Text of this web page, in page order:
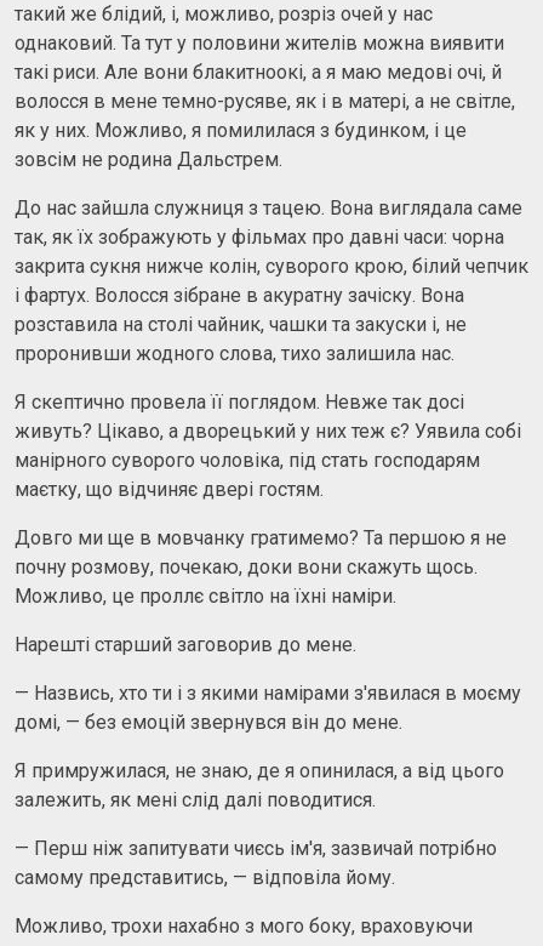
такий же блідий, і, можливо, розріз очей у нас
однаковий. Та тут у половини жителів можна виявити
такі риси. Але вони блакитноокі, а я маю медові очі, й
волосся в мене темно-русяве, як і в матері, а не світле,
як у них. Можливо, я помилилася з будинком, і це
зовсім не родина Дальстрем.
До нас зайшла служниця з тацею. Вона виглядала саме
так, як їх зображують у фільмах про давні часи: чорна
закрита сукня нижче колін, суворого крою, білий чепчик
і фартух. Волосся зібране в акуратну зачіску. Вона
розставила на столі чайник, чашки та закуски і, не
проронивши жодного слова, тихо залишила нас.
Я скептично провела її поглядом. Невже так досі
живуть? Цікаво, а дворецький у них теж є? Уявила собі
манірного суворого чоловіка, під стать господарям
маєтку, що відчиняє двері гостям.
Довго ми ще в мовчанку гратимемо? Та першою я не
почну розмову, почекаю, доки вони скажуть щось.
Можливо, це проллє світло на їхні наміри.
Нарешті старший заговорив до мене.
— Назвись, хто ти і з якими намірами з'явилася в моєму
домі, — без емоцій звернувся він до мене.
Я примружилася, не знаю, де я опинилася, а від цього
залежить, як мені слід далі поводитися.
— Перш ніж запитувати чиєсь ім'я, зазвичай потрібно
самому представитись, — відповіла йому.
Можливо, трохи нахабно з мого боку, враховуючи